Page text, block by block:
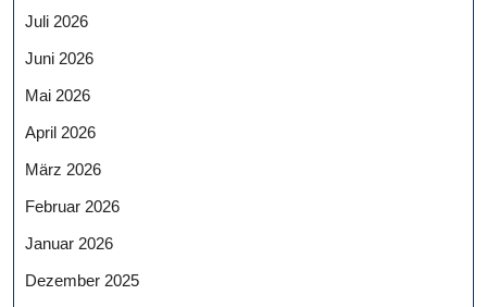
Juli 2026
Juni 2026
Mai 2026
April 2026
März 2026
Februar 2026
Januar 2026
Dezember 2025